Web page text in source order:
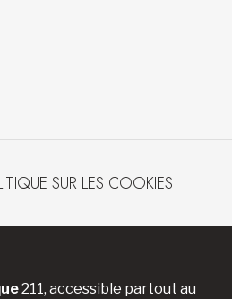
SUR LES COOKIES
211, accessible partout au